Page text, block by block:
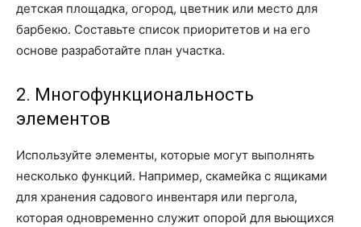
детская площадка, огород, цветник или место для
барбекю. Составьте список приоритетов и на его
основе разработайте план участка.
2. Многофункциональность
элементов
Используйте элементы, которые могут выполнять
несколько функций. Например, скамейка с ящиками
для хранения садового инвентаря или пергола,
которая одновременно служит опорой для вьющихся